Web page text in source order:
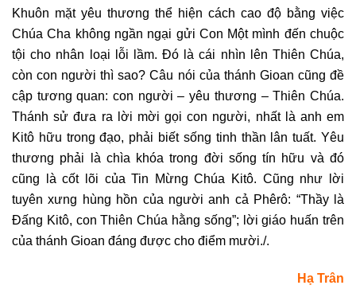
Khuôn mặt yêu thương thể hiện cách cao độ bằng việc
Chúa Cha không ngần ngại gửi Con Một mình đến chuộc
tội cho nhân loại lỗi lầm. Đó là cái nhìn lên Thiên Chúa,
còn con người thì sao? Câu nói của thánh Gioan cũng đề
cập tương quan: con người – yêu thương – Thiên Chúa.
Thánh sử đưa ra lời mời gọi con người, nhất là anh em
Kitô hữu trong đạo, phải biết sống tinh thần lân tuất. Yêu
thương phải là chìa khóa trong đời sống tín hữu và đó
cũng là cốt lõi của Tin Mừng Chúa Kitô. Cũng như lời
tuyên xưng hùng hồn của người anh cả Phêrô: “Thầy là
Đấng Kitô, con Thiên Chúa hằng sống”; lời giáo huấn trên
của thánh Gioan đáng được cho điểm mười./.
Hạ Trân